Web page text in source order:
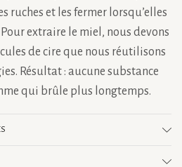
ruches et les fermer lorsqu’elles
extraire le miel, nous devons
de cire que nous réutilisons
Résultat : aucune substance
qui brûle plus longtemps.